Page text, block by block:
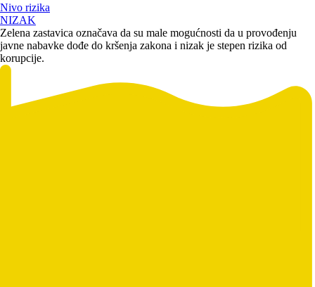
Nivo rizika
NIZAK
Zelena zastavica označava da su male mogućnosti da u provođenju
javne nabavke dođe do kršenja zakona i nizak je stepen rizika od
korupcije.